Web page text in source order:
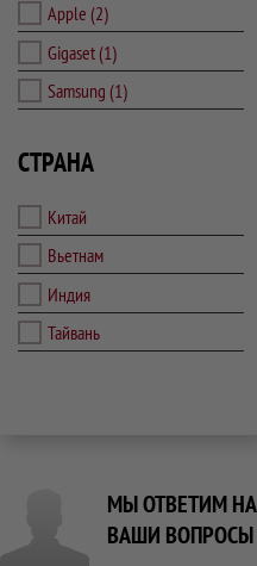
Apple (2)
Gigaset(1)
Samsung (1)
СТРАНА
Китай
Вьетнам
Индия
Тайвань
МЫ ОТВЕТИМ НА
ВАШИ ВОПРОСЫ